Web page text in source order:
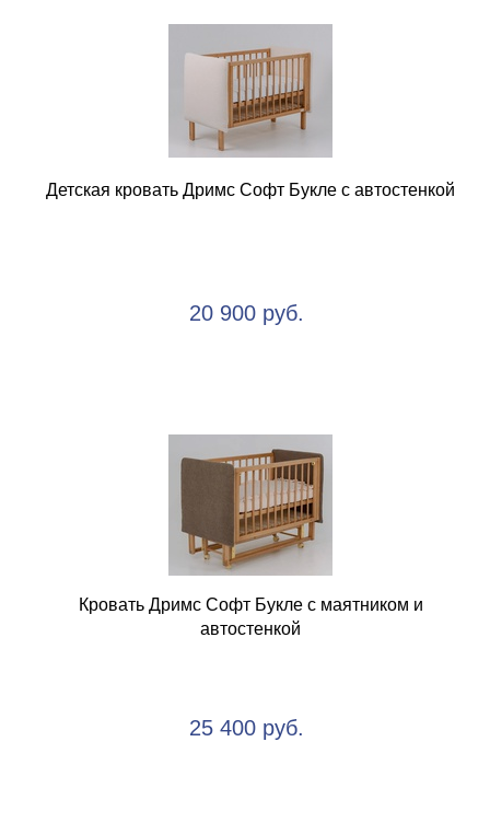
Детская кровать Дримс Софт Букле с автостенкой
20 900 руб.
Кровать Дримс Софт Букле с маятником и
автостенкой
25 400 руб.